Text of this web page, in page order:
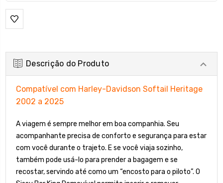
Descrição do Produto
Compatível com Harley-Davidson Softail Heritage
2002 a 2025
A viagem é sempre melhor em boa companhia. Seu
acompanhante precisa de conforto e segurança para estar
com você durante o trajeto. E se você viaja sozinho,
também pode usá-lo para prender a bagagem e se
recostar, servindo até como um “encosto para o piloto”. O